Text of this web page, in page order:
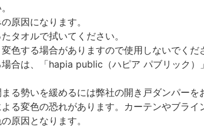
原因になります。
タオルで拭いてください。
する場合がありますので使用しないでくだ
合は、「hapia public（ハピア パブリック）
勢いを緩めるには弊社の開き戸ダンパーを
変色の恐れがあります。カーテンやブライ
原因となります。